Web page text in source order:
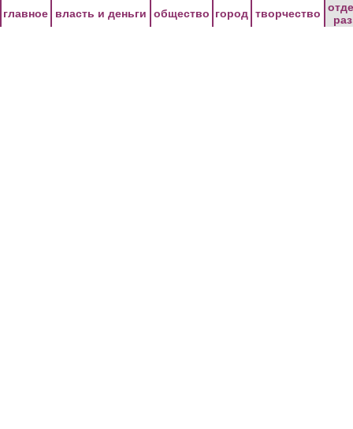
главное власть и деньги общество город творчество